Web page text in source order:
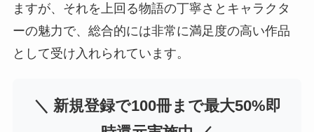
ますが、それを上回る物語の丁寧さとキャラクタ
ーの魅力で、総合的には非常に満足度の高い作品
として受け入れられています。
＼ 新規登録で100冊まで最大50%即